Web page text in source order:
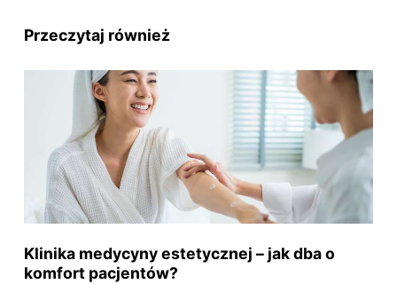
Przeczytaj również
Klinika medycyny estetycznej – jak dba o
komfort pacjentów?